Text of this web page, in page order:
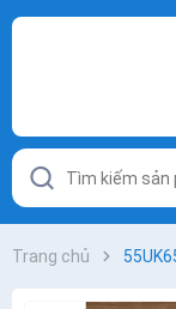
Trang chủ